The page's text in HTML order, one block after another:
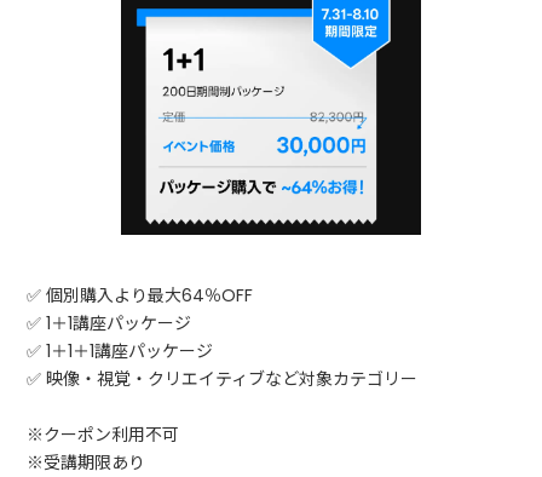
✅ 個別購入より最大64％OFF
✅ 1＋1講座パッケージ
✅ 1＋1＋1講座パッケージ
✅ 映像・視覚・クリエイティブなど対象カテゴリー
※クーポン利用不可
※受講期限あり